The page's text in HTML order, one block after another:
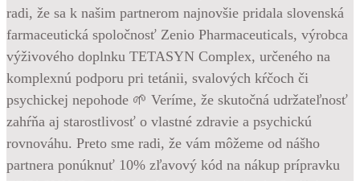
radi, že sa k našim partnerom najnovšie pridala slovenská
farmaceutická spoločnosť Zenio Pharmaceuticals, výrobca
výživového doplnku TETASYN Complex, určeného na
komplexnú podporu pri tetánii, svalových kŕčoch či
psychickej nepohode 🌱 Veríme, že skutočná udržateľnosť
zahŕňa aj starostlivosť o vlastné zdravie a psychickú
rovnováhu. Preto sme radi, že vám môžeme od nášho
partnera ponúknuť 10% zľavový kód na nákup prípravku